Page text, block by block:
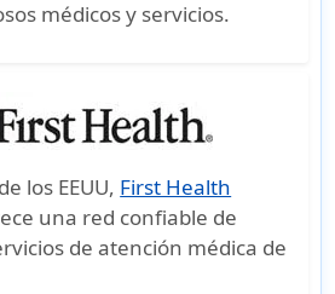
médicos y servicios.
los EEUU, First Health
una red confiable de
de atención médica de